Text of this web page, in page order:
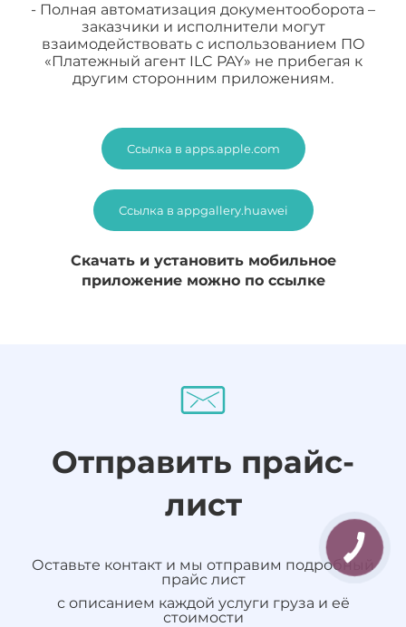
- Полная автоматизация документооборота –
заказчики и исполнители могут
взаимодействовать с использованием ПО
«Платежный агент ILC PAY» не прибегая к
другим сторонним приложениям.
Ссылка в apps.apple.com
Ссылка в appgallery.huawei
Скачать и установить мобильное
приложение можно по ссылке
Отправить прайс-
лист
Оставьте контакт и мы отправим подробный
прайс лист
с описанием каждой услуги груза и её
стоимости